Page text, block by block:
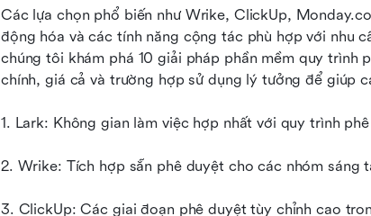
Các lựa chọn phổ biến như Wrike, ClickUp,
động hóa và các tính năng cộng tác phù hợp với nhu
chúng tôi khám phá 10 giải pháp phần mềm quy trình
chính, giá cả và trường hợp sử dụng lý tưởng để giúp
1. Lark: Không gian làm việc hợp nhất với quy trình
2. Wrike: Tích hợp sẵn phê duyệt cho các nhóm sáng
3. ClickUp: Các giai đoạn phê duyệt tùy chỉnh cao